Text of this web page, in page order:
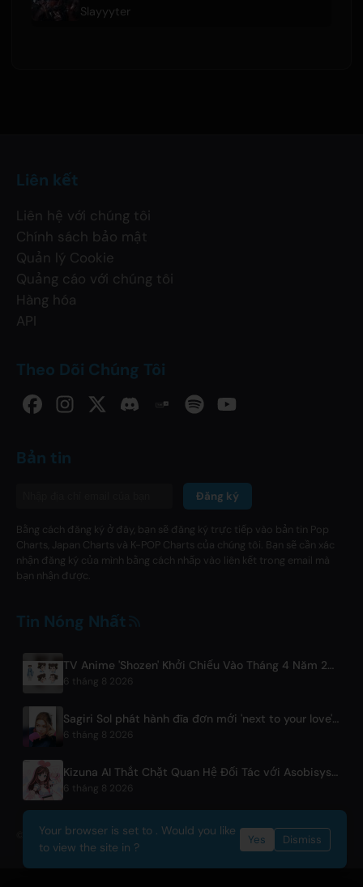
Slayyyter
Liên kết
Liên hệ với chúng tôi
Chính sách bảo mật
Quản lý Cookie
Quảng cáo với chúng tôi
Hàng hóa
API
Theo Dõi Chúng Tôi
Bản tin
Đăng ký
Bằng cách đăng ký ở đây, bạn sẽ đăng ký trực tiếp vào bản tin Pop
Charts, Japan Charts và K-POP Charts của chúng tôi. Bạn sẽ cần xác
nhận đăng ký của mình bằng cách nhấp vào liên kết trong email mà
bạn nhận được.
Tin Nóng Nhất
TV Anime 'Shozen' Khởi Chiếu Vào Tháng 4 Năm 2027 Trên Fuji TV
6 tháng 8 2026
Sagiri Sol phát hành đĩa đơn mới 'next to your love' sau thời gian tạm ngừng hoạt động
6 tháng 8 2026
Kizuna AI Thắt Chặt Quan Hệ Đối Tác với Asobisystem Trước Chuyến Lưu Diễn Thế Giới Kỷ Niệm 10 Năm
6 tháng 8 2026
© 2026 OnlyHit. All rights reserved. - Metadata provided byACRCloud
Your browser is set to . Would you like
to view the site in ?
Yes Dismiss